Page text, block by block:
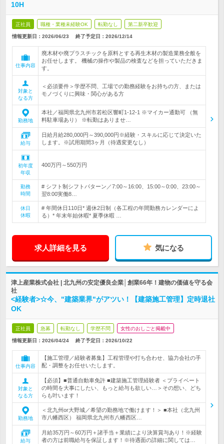
10H
正社員 職種・業種未経験OK 転勤なし 第二新卒歓迎
情報更新日：2026/06/23 終了予定日： 2026/12/14
仕事内容
廃木材や廃プラスチックを原料とする再生木材の製造業務全般を
お任せします。 機械の操作や製品の検査などを担っていただきま
す。
対象と
なる方
＜必須要件＞学歴不問、工場での勤務経験をお持ちの方、または
モノづくりに興味・関心がある方
勤務地
本社／福岡県北九州市若松区響町1-12-1 ※マイカー通勤可 （無
料駐車場あり） ※転勤はありませ…
給与
日給月給280,000円～390,000円※経験・スキルに応じて決定いた
します。※試用期間3ヶ月（待遇変更なし）
初年度
年収
400万円～550万円
勤務
時間
# シフト制シフトパターン／7:00～16:00、15:00～0:00、23:00～
翌8:00実働8…
休日
休暇
# 年間休日110日* 週休2日制（各工程の年間勤務カレンダーによ
る）* 年末年始休暇* 夏季休暇 …
求人詳細を見る 気になる
津上産業株式会社 | 北九州の安定優良企業│創業66年！建物の価値を守る会
社
<経験者>☆今、"建築業界"がアツい！【建築施工管理】定時退社
OK
正社員 急募 転勤なし 学歴不問 女性のおしごと掲載中
情報更新日：2026/04/24 終了予定日： 2026/10/22
仕事内容
【施工管理／経験者募集】工程管理や打ち合わせ、協力会社の手
配・調整をお任せいたします。
対象と
なる方
【必須】■普通自動車免許 ■建築施工管理経験者 ＜プライベート
の時間を大事にしたい、もっと給与も欲しい…＞その想い、どち
らも叶います！
勤務地
＜北九州or大野城／希望の勤務地で働けます！＞ ■本社（北九州
市八幡西区） 福岡県北九州市八幡西区…
給与
月給35万円～60万円＋諸手当＋業績により決算賞与あり！※経験
者の方は前職給与を保証します！※待遇面の詳細に関しては…